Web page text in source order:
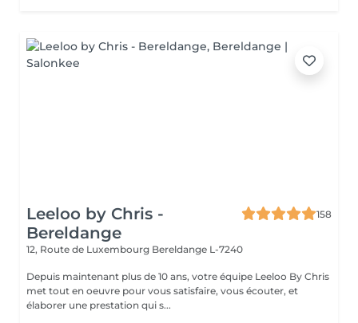
Leeloo by Chris -
Bereldange
158
12, Route de Luxembourg Bereldange L-7240
Depuis maintenant plus de 10 ans, votre équipe Leeloo By Chris
met tout en oeuvre pour vous satisfaire, vous écouter, et
élaborer une prestation qui s...